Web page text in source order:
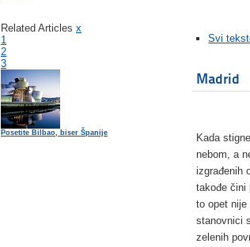
Related Articles x
1
2
3
Posetite Bilbao, biser Španije
Svi
Madrid
Kada
nebom, a
izgrađenih
takođe čini
to opet
stanovnici
zelenih